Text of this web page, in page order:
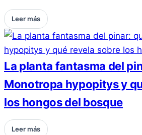
Leer más
La planta fantasma del
Monotropa hypopitys y
los hongos del bosque
Leer más